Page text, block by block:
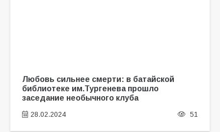
Любовь сильнее смерти: в батайской
библиотеке им.Тургенева прошло
заседание необычного клуба
28.02.2024 51